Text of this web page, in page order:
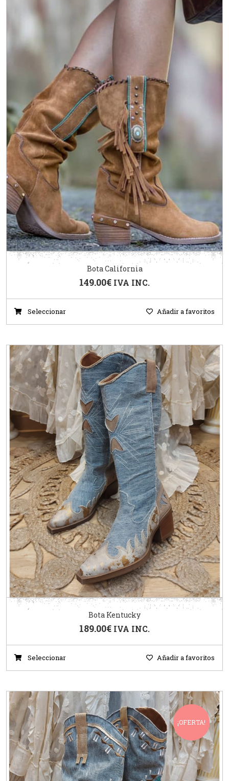
Bota California
149.00€ IVA INC.
Seleccionar Añadir a favoritos
Bota Kentucky
189.00€ IVA INC.
Seleccionar Añadir a favoritos
¡OFERTA!